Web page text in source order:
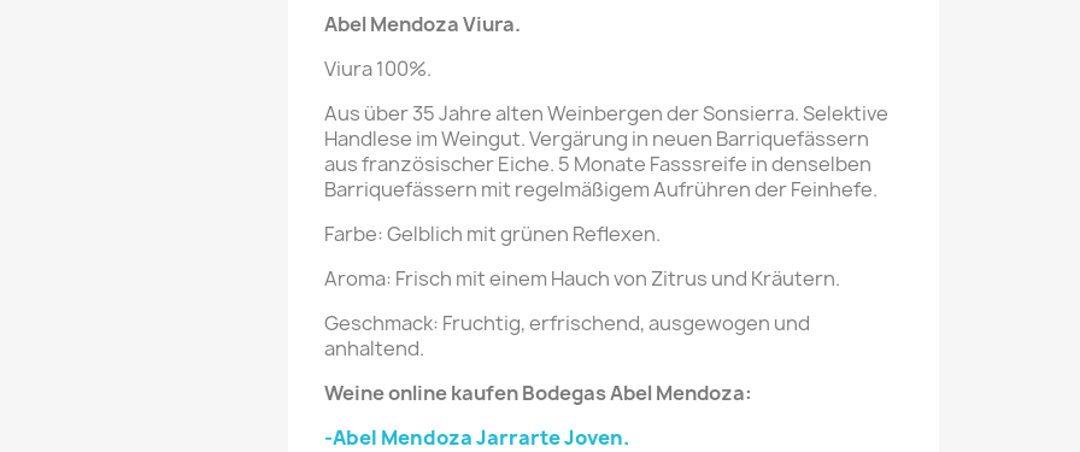
Abel MendozaViura.
Viura 100%.
Aus über 35 Jahre alten Weinbergen der Sonsierra. Selektive
Handlese im Weingut. Vergärung in neuen Barriquefässern
aus französischer Eiche. 5 Monate Fasssreife in denselben
Barriquefässern mit regelmäßigem Aufrühren der Feinhefe.
Farbe: Gelblich mit grünen Reflexen.
Aroma: Frisch mit einem Hauch von Zitrus und Kräutern.
Geschmack: Fruchtig, erfrischend, ausgewogen und
anhaltend.
Weine online kaufen Bodegas Abel Mendoza:
-Abel Mendoza Jarrarte Joven.